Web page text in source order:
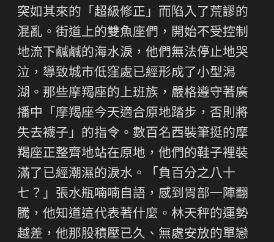
突如其來的「超級修正」而陷入了荒謬的
混亂。街道上的雙魚座們，開始不受控制
地流下鹹鹹的海水淚，他們無法停止地哭
泣，導致城市低窪處已經形成了小型潟
湖。那些摩羯座的上班族，嚴格遵守著廣
播中「摩羯座今天適合原地踏步，否則將
失去襪子」的指令。數百名西裝筆挺的摩
羯座正整齊地站在原地，他們的鞋子裡裝
滿了已經潮濕的淚水。「負百分之八十
七？」張水瓶喃喃自語，感到胃部一陣翻
騰，他知道這代表著什麼。林天秤的運勢
越差，他那股積壓已久、無處安放的單戀